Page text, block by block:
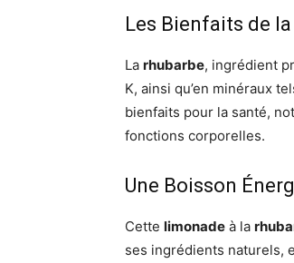
Les Bienfaits de la
La rhubarbe, ingrédient
K, ainsi qu’en minéraux
bienfaits pour la santé,
fonctions corporelles.
Une Boisson
Cette limonade à la
ses ingrédients naturels,